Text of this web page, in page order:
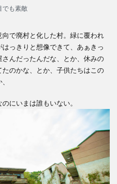
でも素敵
で廃村と化した村。緑に覆われ
っきりと想像できて、あぁきっ
んだったんだな、とか、休みの
のかな、とか、子供たちはこの
にいまは誰もいない。